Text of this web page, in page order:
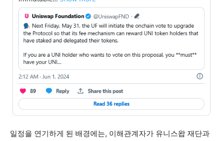
일정을 연기하게 된 배경에는, 이해관계자가 유니스왑 재단과